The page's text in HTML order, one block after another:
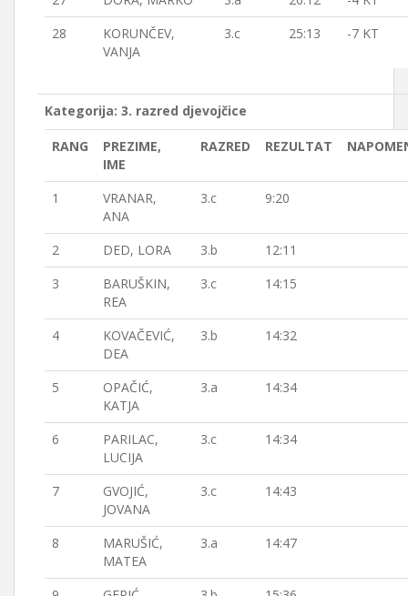
28
KORUNČEV,
VANJA
3.c 25:13 -7 KT
Kategorija: 3. razred djevojčice
RANG
PREZIME,
IME
RAZRED REZULTAT
1
VRANAR,
ANA
3.c 9:20
2 DED, LORA 3.b
12:11
3
BARUŠKIN,
REA
3.c 14:15
4
KOVAČEVIĆ,
DEA
3.b 14:32
5
OPAČIĆ,
KATJA
3.a 14:34
6
PARILAC,
LUCIJA
3.c 14:34
7
GVOJIĆ,
JOVANA
3.c 14:43
8
MARUŠIĆ,
MATEA
3.a 14:47